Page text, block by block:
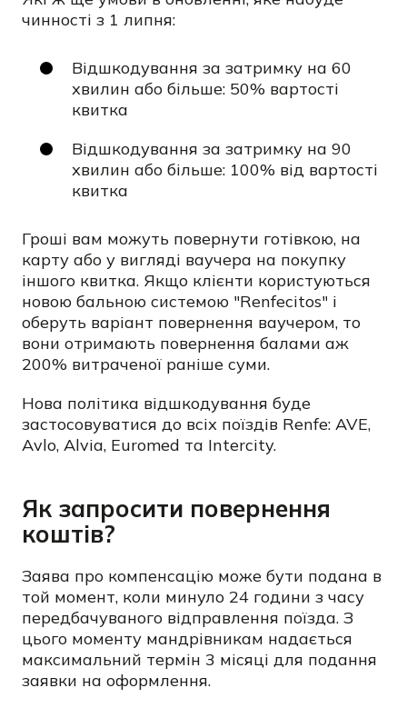
чинності з 1 липня:
Відшкодування за затримку на 60
хвилин або більше: 50% вартості
квитка
Відшкодування за затримку на 90
хвилин або більше: 100% від вартості
квитка
Гроші вам можуть повернути готівкою, на
карту або у вигляді ваучера на покупку
іншого квитка. Якщо клієнти користуються
новою бальною системою "Renfecitos" і
оберуть варіант повернення ваучером, то
вони отримають повернення балами аж
200% витраченої раніше суми.
Нова політика відшкодування буде
застосовуватися до всіх поїздів Renfe: AVE,
Avlo, Alvia, Euromed та Intercity.
Як запросити повернення
коштів?
Заява про компенсацію може бути подана в
той момент, коли минуло 24 години з часу
передбачуваного відправлення поїзда. З
цього моменту мандрівникам надається
максимальний термін 3 місяці для подання
заявки на оформлення.